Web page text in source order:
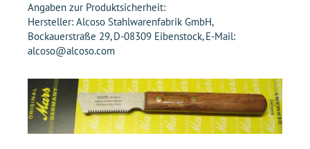
Angaben zur Produktsicherheit:
Hersteller: Alcoso Stahlwarenfabrik GmbH,
Bockauerstraße 29, D-08309 Eibenstock, E-Mail:
alcoso@alcoso.com